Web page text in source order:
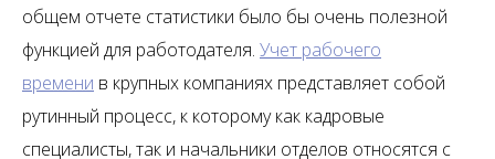
общем отчете статистики было бы очень полезной
функцией для работодателя. Учет рабочего
времени в крупных компаниях представляет собой
рутинный процесс, к которому как кадровые
специалисты, так и начальники отделов относятся с